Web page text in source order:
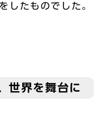
したものでした。
世界を舞台に